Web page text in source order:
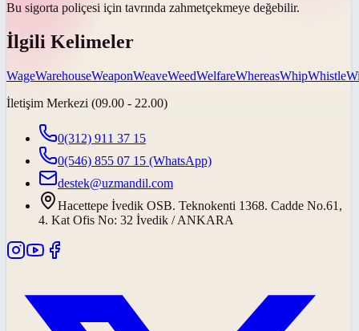
Bu sigorta poliçesi için tavrında zahmetçekmeye değebilir.
İlgili Kelimeler
WageWarehouseWeaponWeaveWeedWelfareWhereasWhipWhistle
İletişim Merkezi (09.00 - 22.00)
0(312) 911 37 15
0(546) 855 07 15 (WhatsApp)
destek@uzmandil.com
Hacettepe İvedik OSB. Teknokenti 1368. Cadde No.61,
4. Kat Ofis No: 32 İvedik / ANKARA